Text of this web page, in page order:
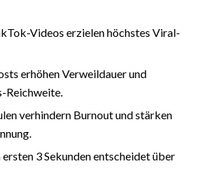
Videos erzielen höchstes Viral-
erhöhen Verweildauer und
Reichweite.
verhindern Burnout und stärken
3 Sekunden entscheidet über